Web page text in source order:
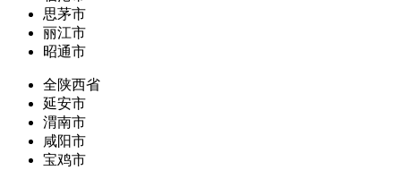
思茅市
丽江市
昭通市
全陕西省
延安市
渭南市
咸阳市
宝鸡市